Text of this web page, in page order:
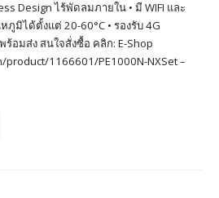
Design ไร้พัดลมภายใน • มี WIFI และ
มิได้ตั้งแต่ 20-60°C • รองรับ 4G
อมส่ง สนใจสั่งซื้อ คลิก: E-Shop
1166601/PE1000N-NXSet –